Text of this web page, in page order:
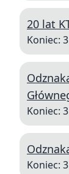
20 lat
Koniec:
Koniec:
Koniec: